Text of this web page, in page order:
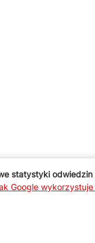
statystyki odwiedzin
Google